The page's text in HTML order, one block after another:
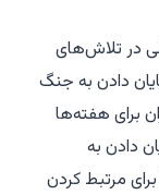
در تلاش‌های
دادن به جنگ
برای هفته‌ها
دادن به
مرتبط کردن